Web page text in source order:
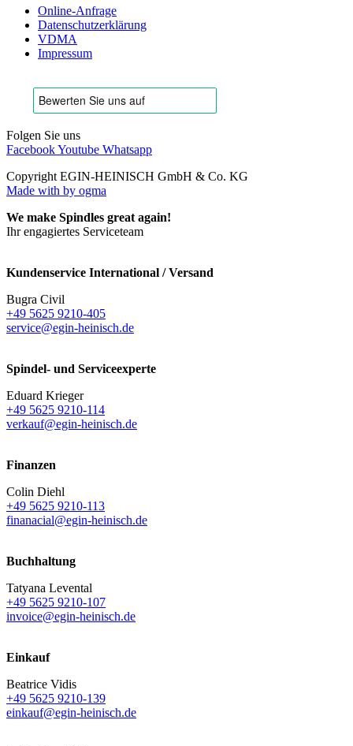
Online-Anfrage
Datenschutzerklärung
VDMA
Impressum
Folgen Sie uns
FacebookYoutube Whatsapp
Copyright EGIN-HEINISCH GmbH & Co. KG
Made with by ogma
We make Spindles great again!
Ihr engagiertes Serviceteam
Kundenservice International / Versand
Bugra Civil
+49 5625 9210-405
service@egin-heinisch.de
Spindel- und Serviceexperte
Eduard Krieger
+49 5625 9210-114
verkauf@egin-heinisch.de
Finanzen
Colin Diehl
+49 5625 9210-113
finanacial@egin-heinisch.de
Buchhaltung
Tatyana Levental
+49 5625 9210-107
invoice@egin-heinisch.de
Einkauf
Beatrice Vidis
+49 5625 9210-139
einkauf@egin-heinisch.de